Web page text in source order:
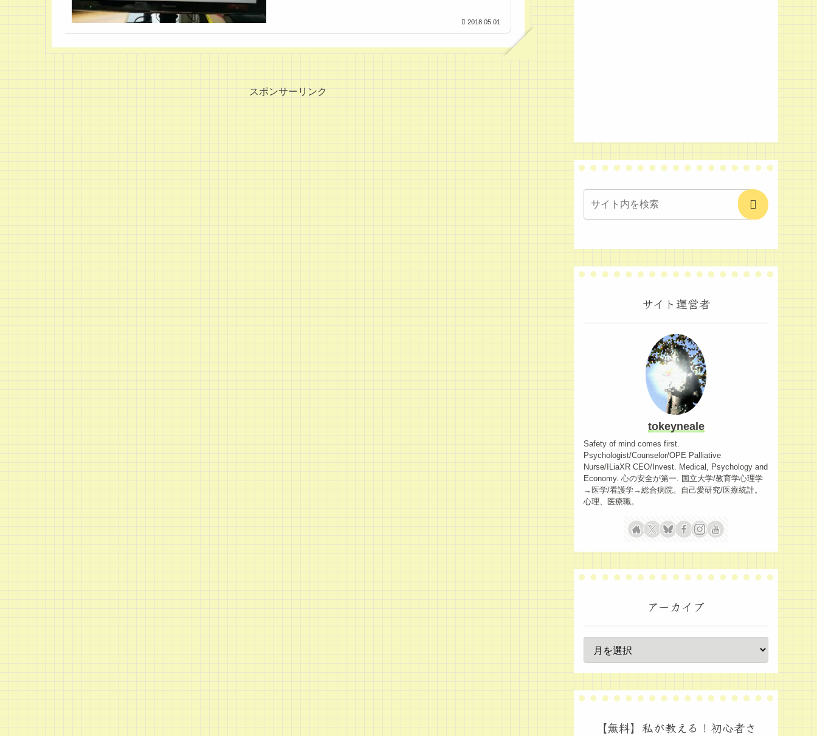
2018.05.01
スポンサーリンク
サイト運営者
tokeyneale
Safety of mind comes first.
Psychologist/Counselor/OPE Palliative
Nurse/ILiaXR CEO/Invest. Medical, Psychology and
Economy. 心の安全が第一. 国立大学/教育学心理学
→医学/看護学→総合病院。自己愛研究/医療統計。
心理、医療職。
アーカイブ
【無料】私が教える！初心者さ